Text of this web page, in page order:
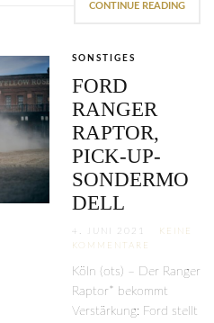
CONTINUE READING
SONSTIGES
FORD
RANGER
RAPTOR,
PICK-UP-
SONDERMO
DELL
4. JUNI 2021
KEINE
KOMMENTARE
Köln (ots) – Der Ranger
Raptor* bekommt
Verstärkung: Ford stellt